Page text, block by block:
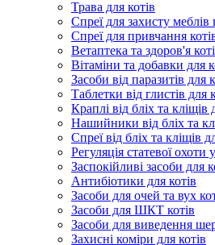
Трава для котів
Спреї для захисту меблів
Спреї для привчання
Ветаптека та здоров'я
Вітаміни та добавки для
Засоби від паразитів для
Таблетки від глистів для
Краплі від бліх та кліщів
Нашийники від бліх та
Спреї від бліх та кліщів
Регуляція статевої охоти
Заспокійливі засоби для
Антибіотики для котів
Засоби для очей та вух
Засоби для ШКТ котів
Засоби для виведення
Захисні коміри для котів